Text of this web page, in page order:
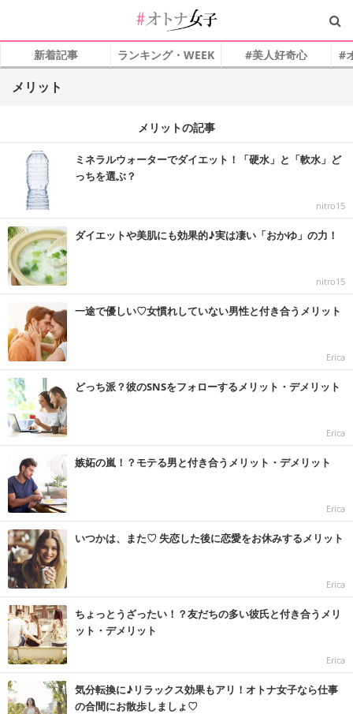
新着記事 ランキング・WEEK #美人好奇心 #
メリット
メリットの記事
ミネラルウォーターでダイエット！「硬水」と「軟水」ど
っちを選ぶ？
nitro15
ダイエットや美肌にも効果的♪実は凄い「おかゆ」の力！
nitro15
一途で優しい♡女慣れしていない男性と付き合うメリット
Erica
どっち派？彼のSNSをフォローするメリット・デメリット
Erica
嫉妬の嵐！？モテる男と付き合うメリット・デメリット
Erica
いつかは、また♡ 失恋した後に恋愛をお休みするメリット
Erica
ちょっとうざったい！？友だちの多い彼氏と付き合うメリ
ット・デメリット
Erica
気分転換に♪リラックス効果もアリ！オトナ女子なら仕事
の合間にお散歩しましょ♡